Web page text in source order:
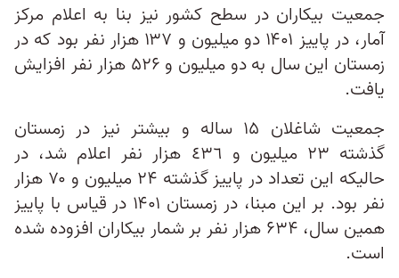
جمعیت بیکاران در سطح کشور نیز بنا به اعلام مرکز
آمار، در پاییز ۱۴۰۱ دو میلیون و ۱۳۷ هزار نفر بود که در
زمستان این سال به دو میلیون و ۵۲۶ هزار نفر افزایش
یافت.
جمعيت شاغلان ۱۵ ساله و بيشتر نیز در زمستان
گذشته ٢٣ ميليون و ٤٣٦ هزار نفر اعلام شد، در
حالیکه این تعداد در پاییز گذشته ۲۴ میلیون و ۷۰ هزار
نفر بود. بر این مبنا، در زمستان ۱۴۰۱ در قیاس با پاییز
همین سال، ۶۳۴ هزار نفر بر شمار بیکاران افزوده شده
است.